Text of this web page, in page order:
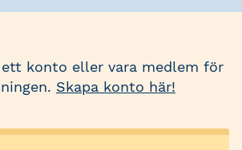
ett konto eller vara medlem för
Skapa konto här!